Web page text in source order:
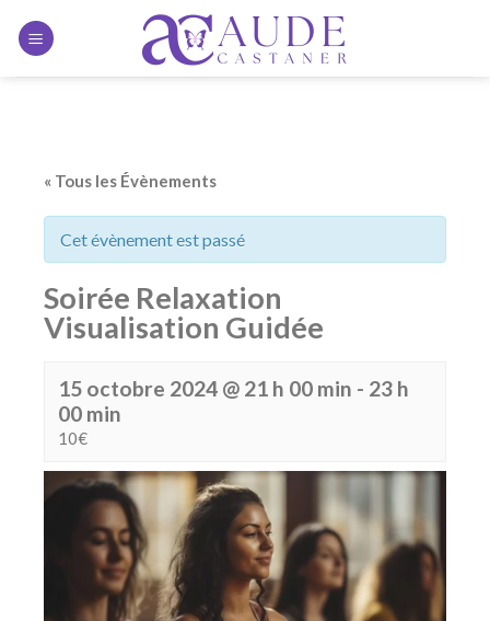
« Tous les Évènements
Cet évènement est passé
Soirée Relaxation
Visualisation Guidée
15 octobre 2024 @ 21 h 00 min - 23 h
00 min
10€